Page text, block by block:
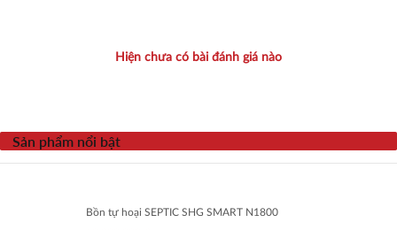
Hiện chưa có bài đánh giá nào
Sản phẩm nổi bật
Bồn tự hoại SEPTIC SHG SMART N1800